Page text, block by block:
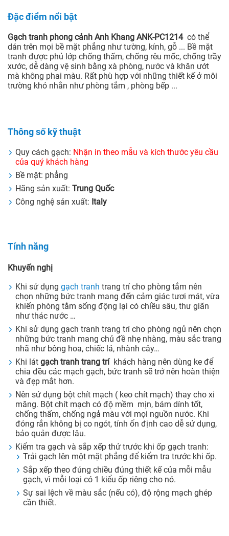
Đặc điểm nổi bật
Gạch tranh phong cảnh Anh Khang ANK-PC1214 có thể
dán trên mọi bề mặt phẳng như tường, kính, gỗ ... Bề mặt
tranh được phủ lớp chống thấm, chống rêu mốc, chống trầy
xước, dễ dàng vệ sinh bằng xà phòng, nước và khăn ướt
mà không phai màu. Rất phù hợp với những thiết kế ở môi
trường khó nhằn như phòng tắm , phòng bếp ...
Thông số kỹ thuật
Quy cách gạch: Nhận in theo mẫu và kích thước yêu cầu
của quý khách hàng
Bề mặt: phẳng
Hãng sản xuất: Trung Quốc
Công nghệ sản xuất: Italy
Tính năng
Khuyến nghị
Khi sử dụng gạch tranh trang trí cho phòng tắm nên
chọn những bức tranh mang đến cảm giác tươi mát, vừa
khiến phòng tắm sống động lại có chiều sâu, thư giãn
như thác nước …
Khi sử dụng gạch tranh trang trí cho phòng ngủ nên chọn
những bức tranh mang chủ đề nhẹ nhàng, màu sắc trang
nhã như bông hoa, chiếc lá, nhành cây…
Khi lát gạch tranh trang trí khách hàng nên dùng ke để
chia đều các mạch gạch, bức tranh sẽ trở nên hoàn thiện
và đẹp mắt hơn.
Nên sử dụng bột chít mạch ( keo chít mạch) thay cho xi
măng. Bột chít mạch có độ mềm mịn, bám dính tốt,
chống thấm, chống ngả màu với mọi nguồn nước. Khi
đóng rắn không bị co ngót, tính ổn định cao dễ sử dụng,
bảo quản được lâu.
Kiểm tra gạch và sắp xếp thử trước khi ốp gạch tranh:
Trải gạch lên một mặt phẳng để kiểm tra trước khi ốp.
Sắp xếp theo đúng chiều đúng thiết kế của mỗi mẫu
gạch, vì mỗi loại có 1 kiểu ốp riêng cho nó.
Sự sai lệch về màu sắc (nếu có), độ rộng mạch ghép
cần thiết.